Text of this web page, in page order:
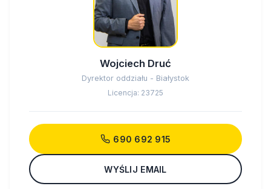
Wojciech Druć
Dyrektor oddziału - Białystok
Licencja: 23725
690 692 915
WYŚLIJ EMAIL